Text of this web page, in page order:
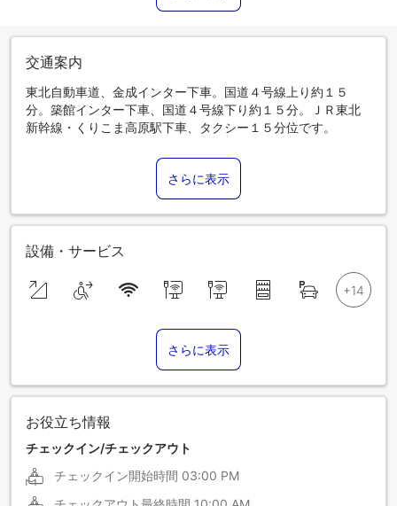
交通案内
東北自動車道、金成インター下車。国道４号線上り約１５
分。築館インター下車、国道４号線下り約１５分。ＪＲ東北
新幹線・くりこま高原駅下車、タクシー１５分位です。
さらに表示
設備・サービス
さらに表示
お役立ち情報
チェックイン/チェックアウト
チェックイン開始時間 03:00 PM